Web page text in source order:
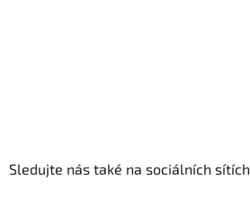
Sledujte nás také na sociálních sítích